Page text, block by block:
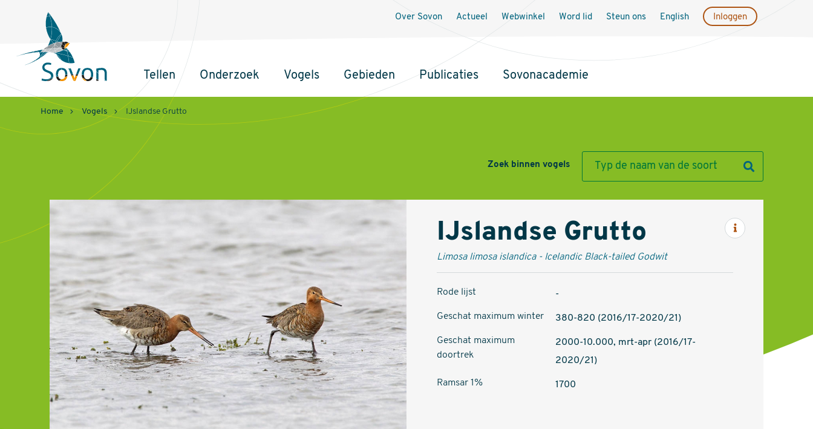
Hoofdnavigatie
Tellen Onderzoek Vogels Gebieden Publicaties Sovonacademie
Secundaire
Over Sovon Actueel Webwinkel Word lid Steun ons English Inloggen
Home Vogels IJslandse Grutto
Zoek binnen vogels
IJslandse Grutto
Limosa limosa islandica - Icelandic Black-tailed Godwit
Rode lijst -
Geschat maximum winter 380-820 (2016/17-2020/21)
Geschat maximum
doortrek
2000-10.000, mrt-apr (2016/17-
2020/21)
Ramsar 1% 1700
Informatie